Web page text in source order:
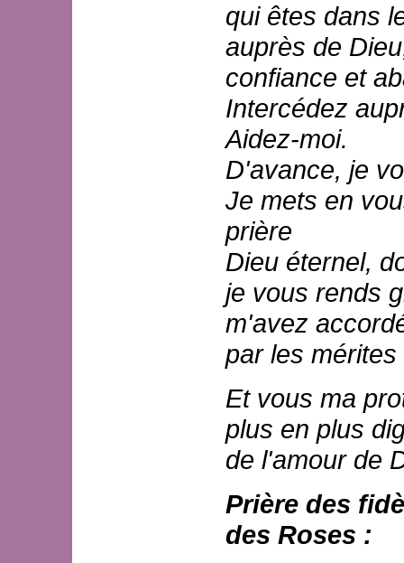
qui êtes dans
auprès de
confiance et
Intercédez
Aidez-moi.
D'avance, je
Je mets en
prière
Dieu éternel,
je vous rends
m'avez
par les
Et vous ma
plus en plus
de l'amour de
Prière des
des Roses :